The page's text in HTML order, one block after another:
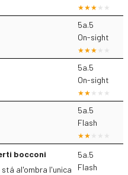
5a.5
On-sight
5a.5
On-sight
5a.5
Flash
bocconi
stá al'ombra l'unica
5a.5
Flash